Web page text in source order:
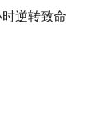
逆转致命